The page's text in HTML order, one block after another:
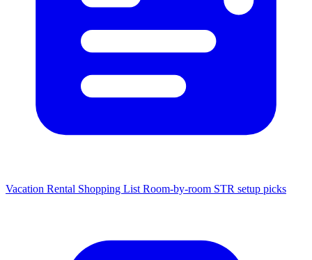
Vacation Rental Shopping List Room-by-room STR setup picks